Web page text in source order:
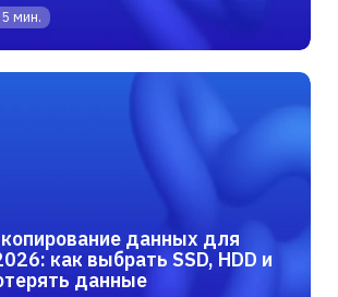
5 мин.
данных для
как выбрать SSD, HDD и
данные